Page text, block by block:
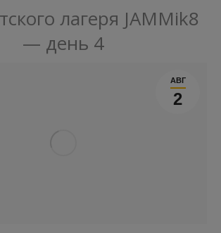
лагеря JAMMik8
— день 4
АВГ
2